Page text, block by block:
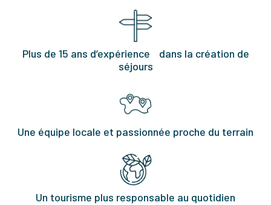
Plus de 15 ans d’expérience dans la création de
séjours
Une équipe locale et passionnée proche du terrain
Un tourisme plus responsable au quotidien